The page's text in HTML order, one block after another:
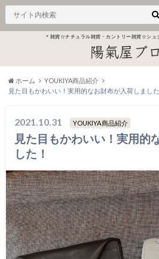
＊雑貨☆ナチュラル雑貨・カントリー雑貨☆シュ
ホーム
YOUKIYA商品紹介
見た目もかわいい！実用的なお財布が入荷しました
2021.10.31 YOUKIYA商品紹介
見た目もかわいい！実用的
した！